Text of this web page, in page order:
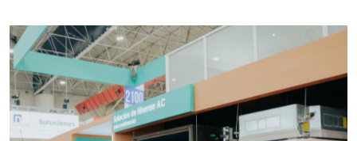
Empresa en Jalisco
Requiere:
MATERIALES PARA SELLOS DE
SISTEMAS DE ESCAPE